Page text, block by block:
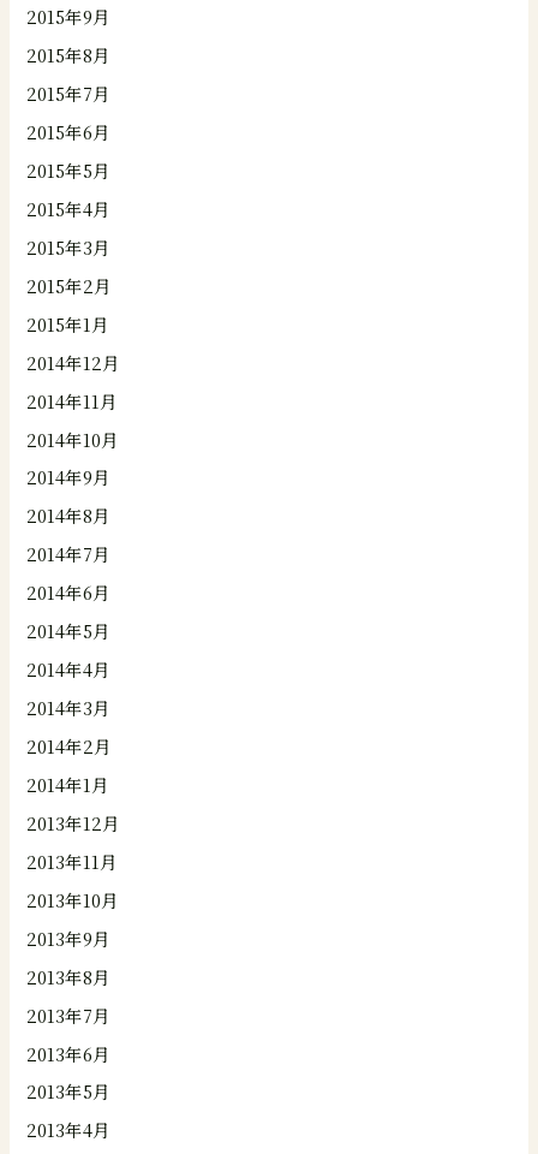
2015年9月
2015年8月
2015年7月
2015年6月
2015年5月
2015年4月
2015年3月
2015年2月
2015年1月
2014年12月
2014年11月
2014年10月
2014年9月
2014年8月
2014年7月
2014年6月
2014年5月
2014年4月
2014年3月
2014年2月
2014年1月
2013年12月
2013年11月
2013年10月
2013年9月
2013年8月
2013年7月
2013年6月
2013年5月
2013年4月